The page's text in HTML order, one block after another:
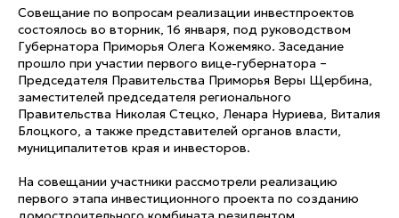
Совещание по вопросам реализации инвестпроектов
состоялось во вторник, 16 января, под руководством
Губернатора Приморья Олега Кожемяко. Заседание
прошло при участии первого вице-губернатора –
Председателя Правительства Приморья Веры Щербина,
заместителей председателя регионального
Правительства Николая Стецко, Ленара Нуриева, Виталия
Блоцкого, а также представителей органов власти,
муниципалитетов края и инвесторов.
На совещании участники рассмотрели реализацию
первого этапа инвестиционного проекта по созданию